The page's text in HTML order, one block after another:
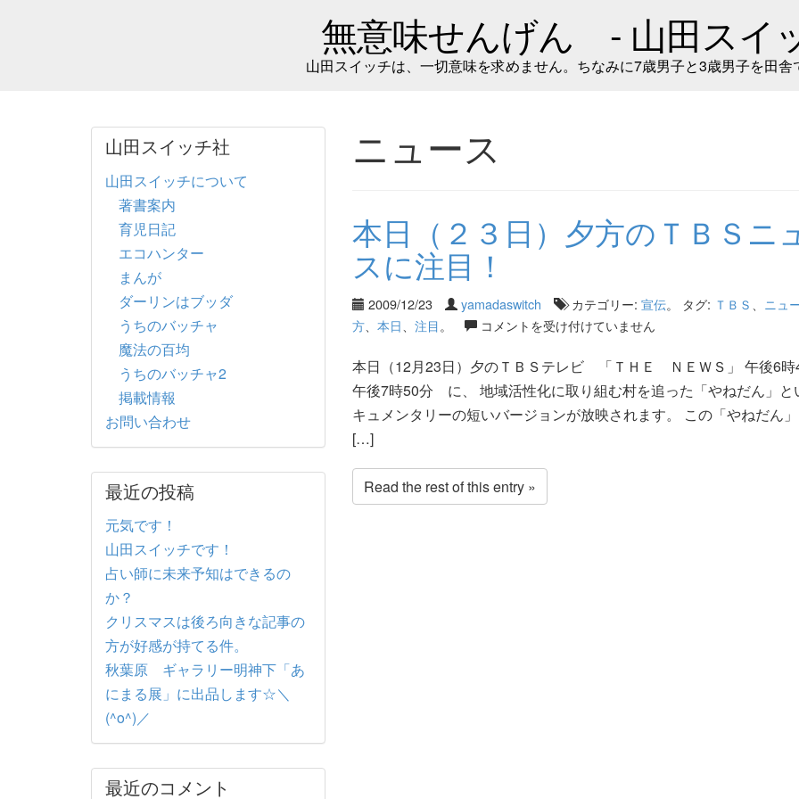
無意味せんげん - 山田スイ
山田スイッチは、一切意味を求めません。ちなみに7歳男子と3歳男子を田舎
ニュース
本日（２３日）夕方のＴＢＳニ
スに注目！
2009/12/23 yamadaswitch カテゴリー: 宣伝。 タグ: ＴＢＳ
ニュ
方、 本日 注目。 コメントを受け付けていません
本日（12月23日）夕のＴＢＳテレビ 「ＴＨＥ ＮＥＷＳ」 午後6時
午後7時50分 に、 地域活性化に取り組む村を追った「やねだん」と
キュメンタリーの短いバージョンが放映されます。 この「やねだん
[…]
Read the rest of this entry »
山田スイッチ社
山田スイッチについて
著書案内
育児日記
エコハンター
まんが
ダーリンはブッダ
うちのバッチャ
魔法の百均
うちのバッチャ2
掲載情報
お問い合わせ
最近の投稿
元気です！
山田スイッチです！
占い師に未来予知はできるの
か？
クリスマスは後ろ向きな記事の
方が好感が持てる件。
秋葉原 ギャラリー明神下「あ
にまる展」に出品します☆＼
(^o^)／
最近のコメント